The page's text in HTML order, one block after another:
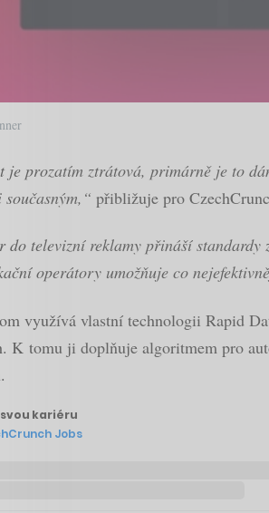
je prozatím ztrátová, primárně je to
přibližuje pro
do televizní reklamy přináší
operátory umožňuje co
využívá vlastní technologii Rapid
K tomu ji doplňuje algoritmem pro
kariéru
Jobs